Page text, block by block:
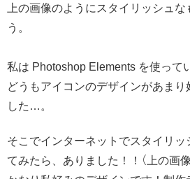
上の画像のようにスタイリッシュ
う。
私は Photoshop Elements を使って
どうもアイコンのデザインがあま
した…。
そこでインターネットでスタイリッ
てみたら、ありました！！（上の画像